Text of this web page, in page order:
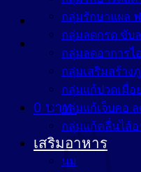
0 บาท
กลุ่มรักษาแผล
กลุ่มลดกรด ขับ
กลุ่มลดอาการไ
กลุ่มเสริมสร้าง
กลุ่มแก้ปวดเมื่อย
กลุ่มแก้เจ็บคอ ล
กลุ่มแก้คลื่นไส้อ
เสริมอาหาร
นม